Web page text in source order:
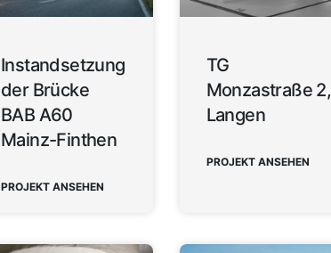
Instandsetzung
der Brücke
BAB A60
Mainz-Finthen
PROJEKT ANSEHEN
TG
Monzastraße 2,
Langen
PROJEKT ANSEHEN